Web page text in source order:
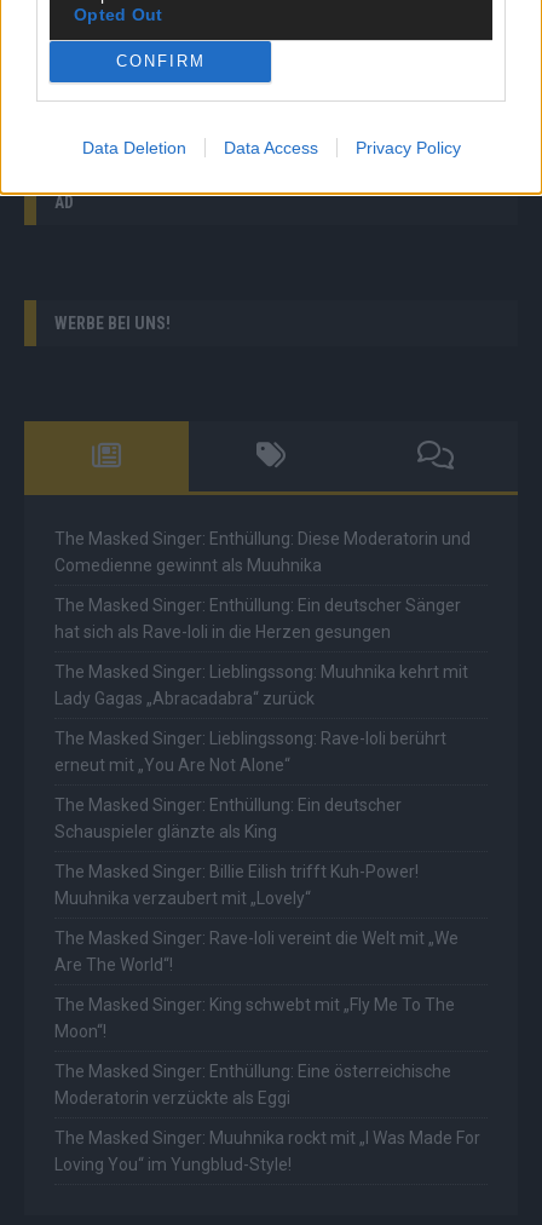
Opted Out
CONFIRM
Data Deletion Data Access Privacy Policy
Germany’s Next Topmodel: Komplizierte Fashion-
Show: Der Stufen-Catwalk wird zur Challenge
The Voice Kids: Der zuckersüße Auftritt der
AD
WERBE BEI UNS!
The Masked Singer: Enthüllung: Diese Moderatorin und
Comedienne gewinnt als Muuhnika
The Masked Singer: Enthüllung: Ein deutscher Sänger
hat sich als Rave-Ioli in die Herzen gesungen
The Masked Singer: Lieblingssong: Muuhnika kehrt mit
Lady Gagas „Abracadabra“ zurück
The Masked Singer: Lieblingssong: Rave-Ioli berührt
erneut mit „You Are Not Alone“
The Masked Singer: Enthüllung: Ein deutscher
Schauspieler glänzte als King
The Masked Singer: Billie Eilish trifft Kuh-Power!
Muuhnika verzaubert mit „Lovely“
The Masked Singer: Rave-Ioli vereint die Welt mit „We
Are The World“!
The Masked Singer: King schwebt mit „Fly Me To The
Moon“!
The Masked Singer: Enthüllung: Eine österreichische
Moderatorin verzückte als Eggi
The Masked Singer: Muuhnika rockt mit „I Was Made For
Loving You“ im Yungblud-Style!